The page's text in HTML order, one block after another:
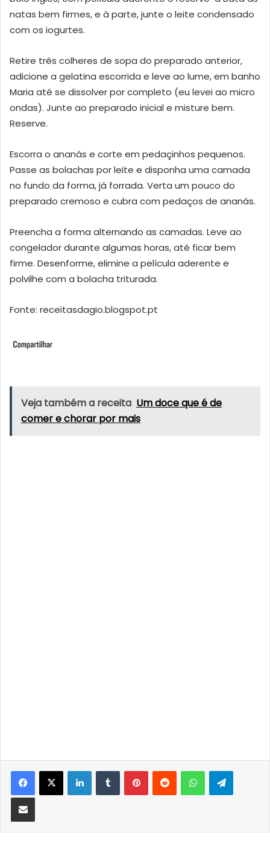
natas bem firmes, e à parte, junte o leite condensado
com os iogurtes.
Retire três colheres de sopa do preparado anterior,
adicione a gelatina escorrida e leve ao lume, em banho
Maria até se dissolver por completo (eu levei ao micro
ondas). Junte ao preparado inicial e misture bem.
Reserve.
Escorra o ananás e corte em pedaçinhos pequenos.
Passe as bolachas por leite e disponha uma camada
no fundo da forma, já forrada. Verta um pouco do
preparado cremoso e cubra com pedaços de ananás.
Preencha a forma alternando as camadas. Leve ao
congelador durante algumas horas, até ficar bem
firme. Desenforme, elimine a película aderente e
polvilhe com a bolacha triturada.
Fonte: receitasdagio.blogspot.pt
Veja também a receita Um doce que é de
comer e chorar por mais
LinkedInTumblrPinterestReddit WhatsApp
Partilhar Via Email